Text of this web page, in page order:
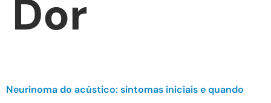
Dor
Neurinoma do acústico: sintomas iniciais e quando